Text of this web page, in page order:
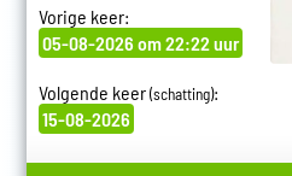
Vorige keer:
05-08-2026 om 22:22 uur
Volgende keer(schatting):
15-08-2026